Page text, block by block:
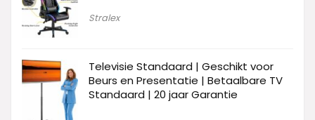
Stralex
Televisie Standaard | Geschikt voor
Beurs en Presentatie | Betaalbare TV
Standaard | 20 jaar Garantie